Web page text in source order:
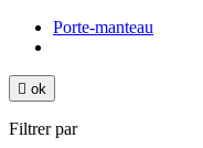
Porte-manteau
 ok
Filtrer par